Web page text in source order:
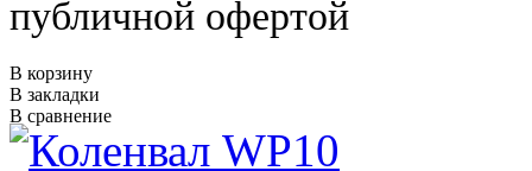
публичной офертой
В корзину
В закладки
В сравнение